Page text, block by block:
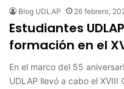
Blog UDLAP 26 febrero,
Estudiantes
formación en el
En el marco del 55
UDLAP llevó a cabo el XVIII